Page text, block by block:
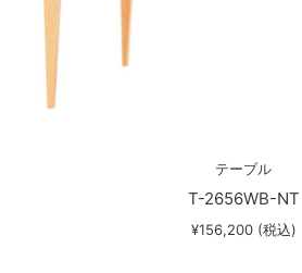
テーブル
T-2656WB-NT
¥156,200 (税込)